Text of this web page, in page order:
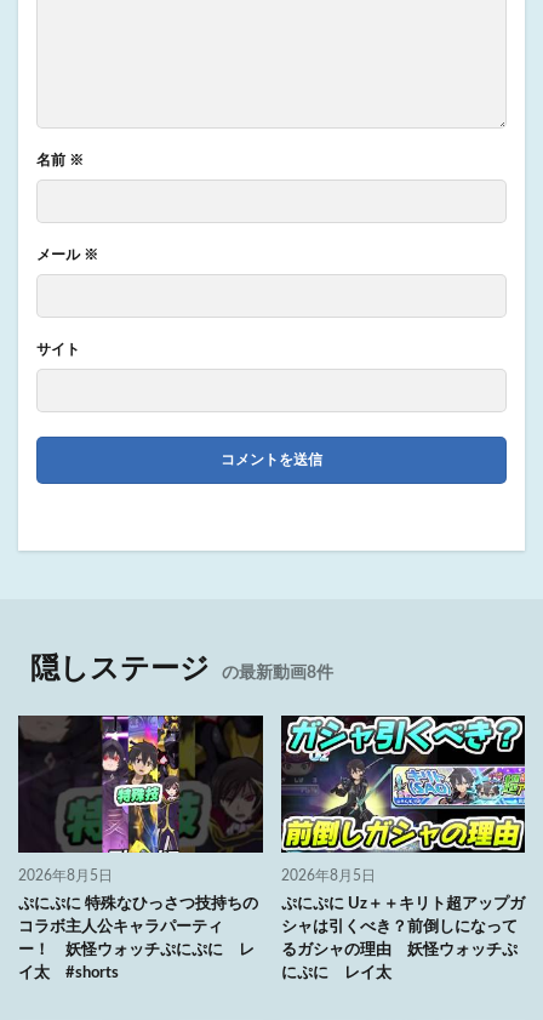
名前 ※
メール ※
サイト
隠しステージ の最新動画8件
2026年8月5日
ぷにぷに 特殊なひっさつ技持ちの
コラボ主人公キャラパーティ
ー！ 妖怪ウォッチぷにぷに レ
イ太 #shorts
2026年8月5日
ぷにぷに Uz＋＋キリト超アップガ
シャは引くべき？前倒しになって
るガシャの理由 妖怪ウォッチぷ
にぷに レイ太